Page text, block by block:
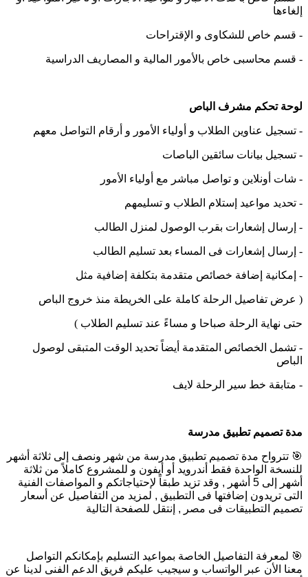
إلغاءها
- قسم خاص للشكاوى و الإقتراحات
- قسم محاسبى خاص بالأمور المالية و المصاريف الدراسية
لوحة تحكم مشرف الباص
- تسجيل عناوين الطلاب و أولياء الأمور و أرقام التواصل معهم
- تسجيل بيانات سائقين الباصات
- شات أونلاين و تواصل مباشر مع أولياء الأمور
- تحديد مواعيد إستلام الطلاب و تسليمهم
- إرسال إشعارات بقرب الوصول لمنزل الطالب
- إرسال إشعارات فى المساء بعد تسليم الطالب
- إمكانية إضافة خصائص متقدمة بتكلفة إضافية مثل
( عرض تفاصيل الرحلة كاملة على الخريطة منذ خروج الباص
حتى نهاية الرحلة صباحا و مساءً عند تسليم الطلاب )
- تشمل الخصائص المتقدمة أيضاً تحديد الوقت المتبقى لوصول
الباص
- متابقة خط سير الرحلة لايف
مدة تصميم تطبيق مدرسة
🎯 تترواح مدة تصميم تطبيق مدرسة من شهر ونصف إلى ثلاثة أشهر
للنسخة الواحدة فقط أندرويد أو أيفون و للمشروع كاملاً من ثلاثة
أشهر إلى 5 أشهر , وقد تزيد طبقاً لإحتياجاتكم و المواصفات الفنية
التى تريدون إضافتها فى التطبيق , لمزيد من التفاصيل عن أسعار
تصميم التطبيقات فى مصر , إنتقل للصفحة التالية
🎯 لمعرفة التفاصيل الخاصة بمواعيد التسليم بإمكانكم التواصل
معنا الأن عبر الواتساب و سيجيب عليكم فريق الدعم الفنى لدينا عن